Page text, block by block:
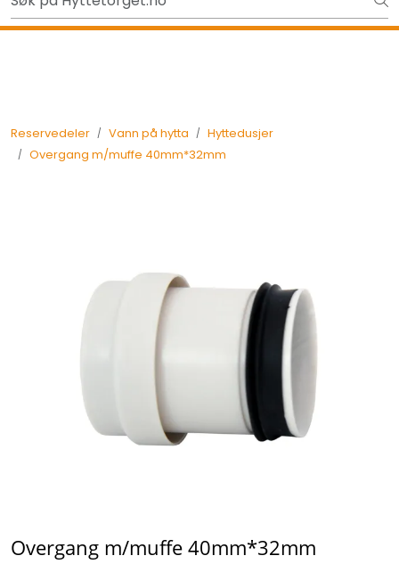
Skip to main contentUt på tur i sommer? Sjekk her først
Reservedeler Vann på hytta
Hyttedusjer
Overgang m/muffe 40mm*32mm
Overgang m/muffe 40mm*32mm
Tilbake